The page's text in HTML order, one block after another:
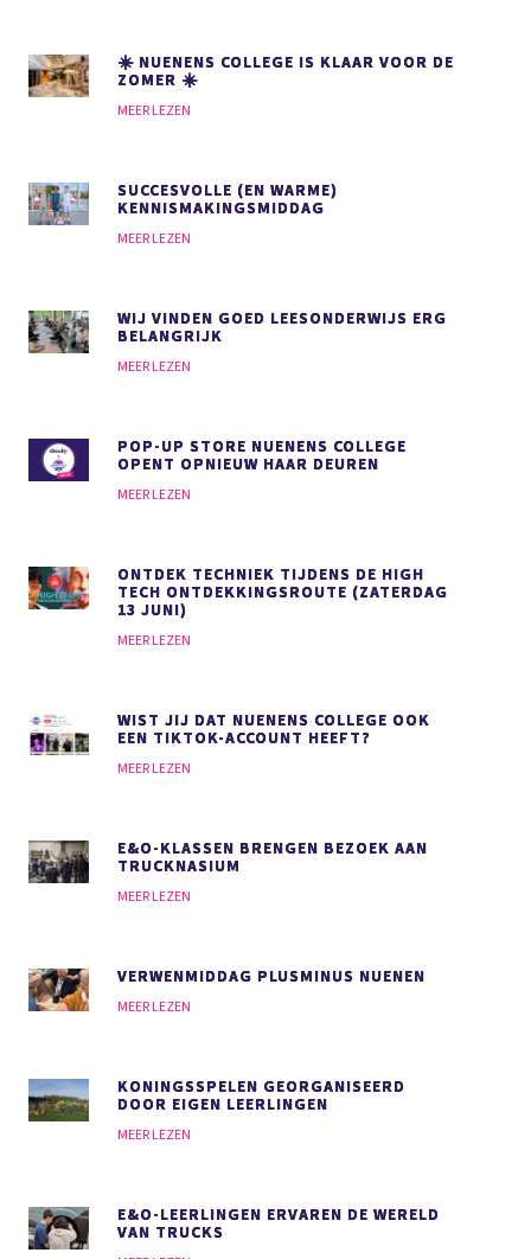
☀️ NUENENS COLLEGE IS KLAAR VOOR DE
ZOMER ☀️
MEER LEZEN
SUCCESVOLLE (EN WARME)
KENNISMAKINGSMIDDAG
MEER LEZEN
WIJ VINDEN GOED LEESONDERWIJS ERG
BELANGRIJK
MEER LEZEN
POP-UP STORE NUENENS COLLEGE
OPENT OPNIEUW HAAR DEUREN
MEER LEZEN
ONTDEK TECHNIEK TIJDENS DE HIGH
TECH ONTDEKKINGSROUTE (ZATERDAG
13 JUNI)
MEER LEZEN
WIST JIJ DAT NUENENS COLLEGE OOK
EEN TIKTOK-ACCOUNT HEEFT?
MEER LEZEN
E&O-KLASSEN BRENGEN BEZOEK AAN
TRUCKNASIUM
MEER LEZEN
VERWENMIDDAG PLUSMINUS NUENEN
MEER LEZEN
KONINGSSPELEN GEORGANISEERD
DOOR EIGEN LEERLINGEN
MEER LEZEN
E&O-LEERLINGEN ERVAREN DE WERELD
VAN TRUCKS